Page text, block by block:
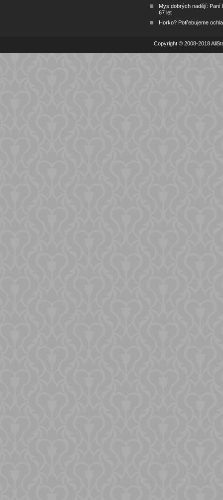
Mys dobrých nadějí: Paní
67 let
Horko? Potřebujeme
Copyright © 2008-2018